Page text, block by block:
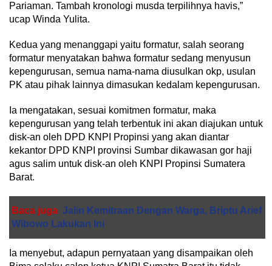
Pariaman. Tambah kronologi musda terpilihnya havis,”
ucap Winda Yulita.
Kedua yang menanggapi yaitu formatur, salah seorang
formatur menyatakan bahwa formatur sedang menyusun
kepengurusan, semua nama-nama diusulkan okp, usulan
PK atau pihak lainnya dimasukan kedalam kepengurusan.
Ia mengatakan, sesuai komitmen formatur, maka
kepengurusan yang telah terbentuk ini akan diajukan untuk
disk-an oleh DPD KNPI Propinsi yang akan diantar
kekantor DPD KNPI provinsi Sumbar dikawasan gor haji
agus salim untuk disk-an oleh KNPI Propinsi Sumatera
Barat.
Baca juga Jalin Kemitraan Dengan Warga, Briptu Arief
Wibowo Lakukan Ini
Ia menyebut, adapun pernyataan yang disampaikan oleh